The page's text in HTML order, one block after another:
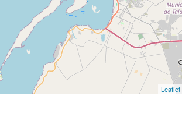
Leaflet